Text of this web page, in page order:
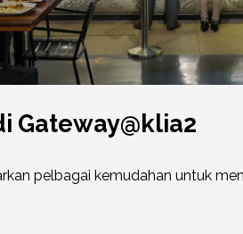
Gateway@klia2
pelbagai kemudahan untuk